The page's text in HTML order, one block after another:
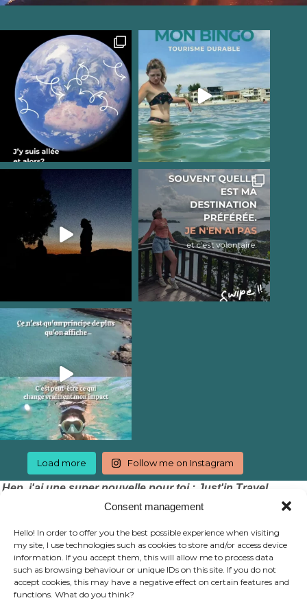
Consent management
Hello! In order to offer you the best possible experience when visiting
my site, I use technologies such as cookies to store and/or access device
information. If you accept them, this will allow me to process data
such as browsing behaviour or unique IDs on this site. If you do not
accept cookies, this may have a negative effect on certain features and
functions. What do you think?
Load more Follow me on Instagram
Hep, j'ai une super nouvelle pour toi : Just'in Travel
accepte les chèques vacances !